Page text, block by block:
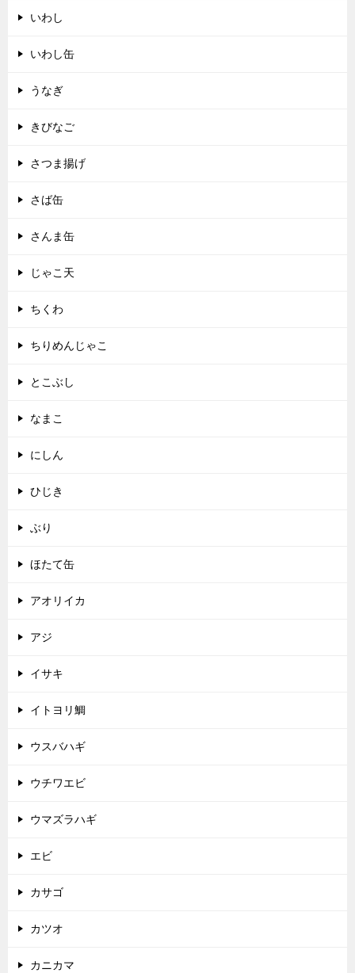
いわし
いわし缶
うなぎ
きびなご
さつま揚げ
さば缶
さんま缶
じゃこ天
ちくわ
ちりめんじゃこ
とこぶし
なまこ
にしん
ひじき
ぶり
ほたて缶
アオリイカ
アジ
イサキ
イトヨリ鯛
ウスバハギ
ウチワエビ
ウマズラハギ
エビ
カサゴ
カツオ
カニカマ